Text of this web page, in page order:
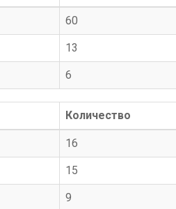
60
13
6
Количество
16
15
9